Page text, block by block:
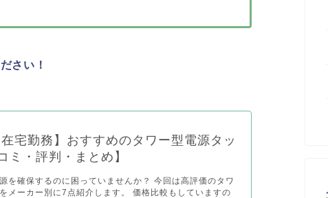
さい！
宅勤務】おすすめのタワー型電源タッ
ミ・評判・まとめ】
を確保するのに困っていませんか？ 今回は高評価のタワ
メーカー別に7点紹介します。 価格比較もしていますの